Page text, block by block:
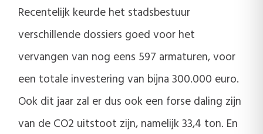
Recentelijk keurde het stadsbestuur
verschillende dossiers goed voor het
vervangen van nog eens 597 armaturen, voor
een totale investering van bijna 300.000 euro.
Ook dit jaar zal er dus ook een forse daling zijn
van de CO2 uitstoot zijn, namelijk 33,4 ton. En